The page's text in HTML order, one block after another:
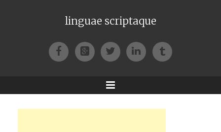
linguae scriptaque
FacebookGoogle+TwitterLinkedIn
Tumblr
Menu